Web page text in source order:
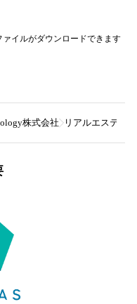
イルがダウンロードできます
株式会社 リアルエステー